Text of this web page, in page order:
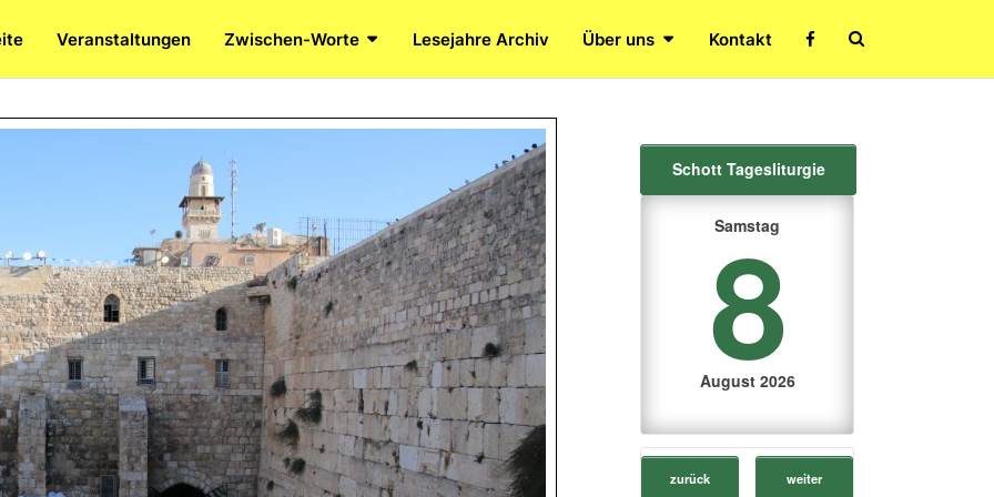
Veranstaltungen Zwischen-Worte Lesejahre Archiv Über uns Kontakt
Search
Schott Tagesliturgie
Samstag
8
August 2026
zurück weiter